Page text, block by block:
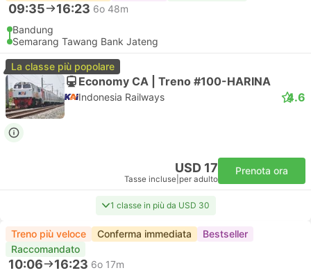
09:35 16:23 6o 48m
Bandung
Semarang Tawang Bank Jateng
La classe più popolare
Economy CA | Treno #100-HARINA
Indonesia Railways 4.6
USD 17
Tasse incluse per adulto
Prenota ora
1 classe in più da USD 30
Treno più veloce Conferma immediata
Bestseller
Raccomandato
10:06 16:23 6o 17m